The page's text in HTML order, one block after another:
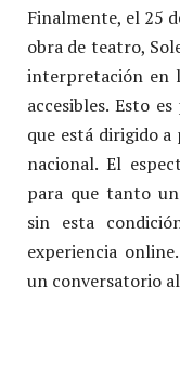
Finalmente, el 25
obra de teatro,
interpretación en
accesibles. Esto
que está dirigido
nacional. El
para que tanto
sin esta
experiencia
un conversatorio